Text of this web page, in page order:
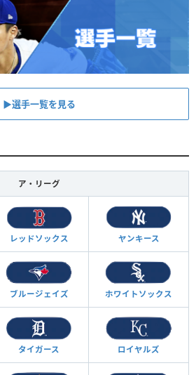
▶︎選手一覧を見る
ア・リーグ
レッドソックス ヤンキース
ブルージェイズ ホワイトソックス
タイガース ロイヤルズ